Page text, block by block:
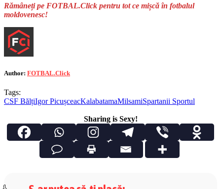
Rămâneți pe FOTBAL.Click pentru tot ce mișcă în fotbalul
moldovenesc!
Author: FOTBAL.Click
Tags:
CSF BălțiIgor PicușceacKalabatamaMilsamiSpartanii Sportul
Sharing is Sexy!